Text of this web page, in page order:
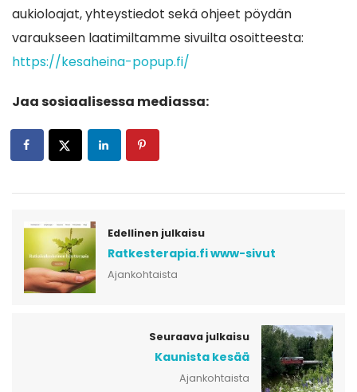
aukioloajat, yhteystiedot sekä ohjeet pöydän
varaukseen laatimiltamme sivuilta osoitteesta:
https://kesaheina-popup.fi/
Jaa sosiaalisessa mediassa:
Edellinen julkaisu
Ratkesterapia.fi www-sivut
Ajankohtaista
Seuraava julkaisu
Kaunista kesää
Ajankohtaista